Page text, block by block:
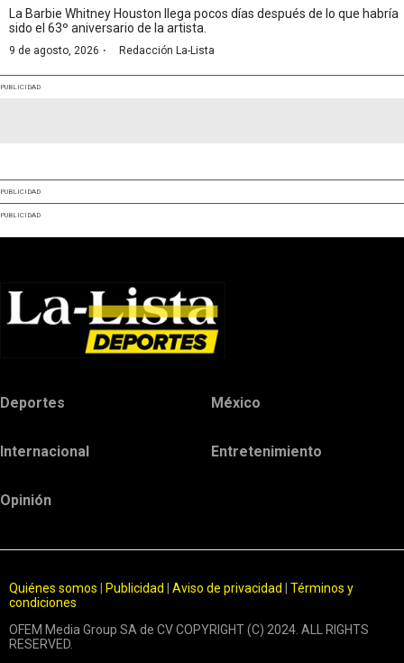
La Barbie Whitney Houston llega pocos días después de lo que habría
sido el 63º aniversario de la artista.
9 de agosto, 2026 · Redacción La-Lista
PUBLICIDAD
PUBLICIDAD
PUBLICIDAD
Deportes México
Internacional Entretenimiento
Opinión
Quiénes somos Publicidad Aviso de privacidad
Términos y
condiciones
OFEM Media Group SA de CV COPYRIGHT (C) 2024. ALL RIGHTS
RESERVED.